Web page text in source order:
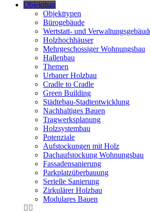
Objektbau
Objekttypen
Bürogebäude
Wertstatt- und
Holzhochhäuser
Mehrgeschossiger Wohnungsbau
Hallenbau
Themen
Urbaner Holzbau
Cradle to Cradle
Green Building
Städtebau-Stadtentwicklung
Nachhaltiges Bauen
Tragwerksplanung
Holzsystembau
Potenziale
Aufstockungen mit Holz
Dachaufstockung Wohnungsbau
Fassadensanierung
Parkplatzüberbauung
Serielle Sanierung
Zirkulärer Holzbau
Modulares Bauen